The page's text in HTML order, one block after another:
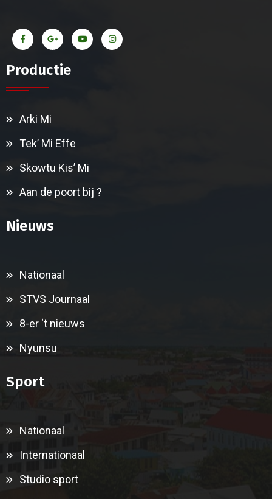
Productie
Arki Mi
Tek’ Mi Effe
Skowtu Kis’ Mi
Aan de poort bij ?
Nieuws
Nationaal
STVS Journaal
8-er ‘t nieuws
Nyunsu
Sport
Nationaal
Internationaal
Studio sport